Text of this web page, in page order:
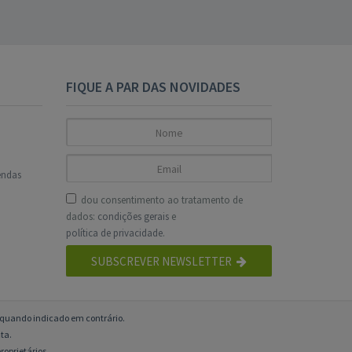
FIQUE A PAR DAS NOVIDADES
dou consentimento ao tratamento de
dados: condições geraise
política de privacidade.
SUBSCREVER NEWSLETTER
indicado em contrário.